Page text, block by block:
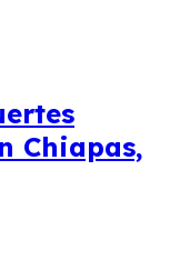
Chiapas,